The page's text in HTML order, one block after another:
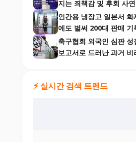
지는 죄책감 및 후회 사연
인간용 냉장고 일본서
에도 벌써 200대 판매 기
축구협회 외국인 심판
보고서로 드러난 과거 비
⚡ 실시간 검색 트렌드